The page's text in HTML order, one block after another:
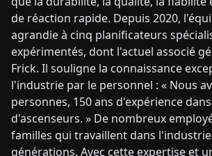
de réaction rapide. Depuis 2020,
agrandie à cinq planificateurs
expérimentés, dont l'actuel associé
Frick. Il souligne la connaissance
l'industrie par le personnel : « Nous
personnes, 150 ans d'expérience
d'ascenseurs. » De nombreux
familles qui travaillent dans
générations. Avec cette expertise et